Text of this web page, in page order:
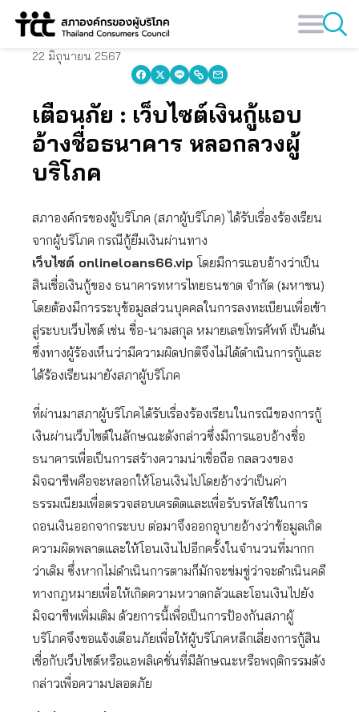
Skip
22 มิถุนายน 2567
เตือนภัย : เว็บไซต์เงินกู้แอบ
อ้างชื่อธนาคาร หลอกลวงผู้
บริโภค
สภาองค์กรของผู้บริโภค (สภาผู้บริโภค) ได้รับเรื่องร้องเรียน
จากผู้บริโภค กรณีกู้ยืมเงินผ่านทาง
เว็บไซต์ onlineloans66.vip โดยมีการแอบอ้างว่าเป็น
สินเชื่อเงินกู้ของ ธนาคารทหารไทยธนชาต จำกัด (มหาชน)
โดยต้องมีการระบุข้อมูลส่วนบุคคลในการลงทะเบียนเพื่อเข้า
สู่ระบบเว็บไซต์ เช่น ชื่อ-นามสกุล หมายเลขโทรศัพท์ เป็นต้น
ซึ่งทางผู้ร้องเห็นว่ามีความผิดปกติจึงไม่ได้ดำเนินการกู้และ
ได้ร้องเรียนมายังสภาผู้บริโภค
ที่ผ่านมาสภาผู้บริโภคได้รับเรื่องร้องเรียนในกรณีของการกู้
เงินผ่านเว็บไซต์ในลักษณะดังกล่าวซึ่งมีการแอบอ้างชื่อ
ธนาคารเพื่อเป็นการสร้างความน่าเชื่อถือ กลลวงของ
มิจฉาชีพคือจะหลอกให้โอนเงินไปโดยอ้างว่าเป็นค่า
ธรรมเนียมเพื่อตรวจสอบเครดิตและเพื่อรับรหัสใช้ในการ
ถอนเงินออกจากระบบ ต่อมาจึงออกอุบายอ้างว่าข้อมูลเกิด
ความผิดพลาดและให้โอนเงินไปอีกครั้งในจำนวนที่มากก
ว่าเดิม ซึ่งหากไม่ดำเนินการตามก็มักจะข่มขู่ว่าจะดำเนินคดี
ทางกฎหมายเพื่อให้เกิดความหวาดกลัวและโอนเงินไปยัง
มิจฉาชีพเพิ่มเติม ด้วยการนี้เพื่อเป็นการป้องกันสภาผู้
บริโภคจึงขอแจ้งเตือนภัยเพื่อให้ผู้บริโภคหลีกเลี่ยงการกู้สิน
เชื่อกับเว็บไซต์หรือแอพลิเคชั่นที่มีลักษณะหรือพฤติกรรมดัง
กล่าวเพื่อความปลอดภัย